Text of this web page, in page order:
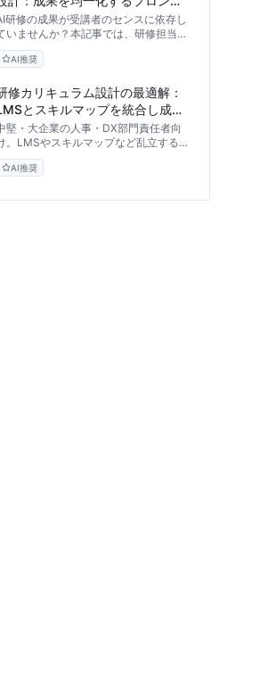
設計指針を解説します。
テンプレートと評価手法
研修の成果が受講者のセンスに依存し
いませんか？本記事では、研修担当者
けに「プロンプトの標準化」を軸とし
たカリキュラム設計の理論と実践的なテ
プトまで、明日から使える体系的な教
アプローチを提供します。
AI推奨
修カリキュラム設計の最適解：
とスキルマップを統合し成果
可視化する実践ガイド
堅・大企業の人事・DX部門責任者向
。LMSやスキルマップなど乱立する
修システムを統合し、研修カリキュラ
ム設計を最適化する実践アプローチを解
大化するためのアーキテクチャ設計か
AI推奨